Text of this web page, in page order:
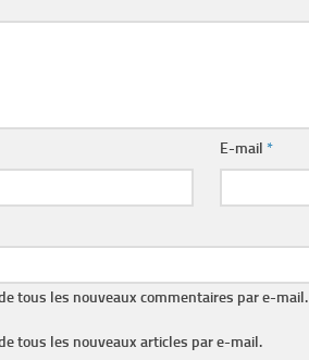
E-mail*
tous les nouveaux commentaires par e-mail.
tous les nouveaux articles par e-mail.